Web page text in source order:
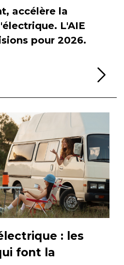
accélère la
L'AIE
pour 2026.
: les
font la